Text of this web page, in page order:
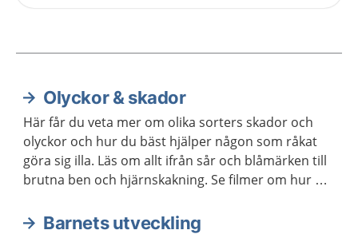
Aktuella artiklar
Olyckor & skador
Här får du veta mer om olika sorters skador och
olyckor och hur du bäst hjälper någon som råkat
göra sig illa. Läs om allt ifrån sår och blåmärken till
brutna ben och hjärnskakning. Se filmer om hur du
Barnets utveckling